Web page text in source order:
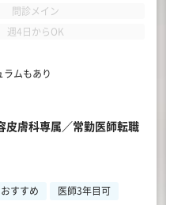
問診メイン
週4日からOK
ムもあり
皮膚科専属／常勤医師転職
すすめ
医師3年目可